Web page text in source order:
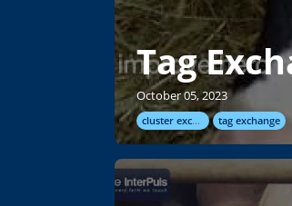
Tag
October 05, 2023
cluster exchange tag exchange